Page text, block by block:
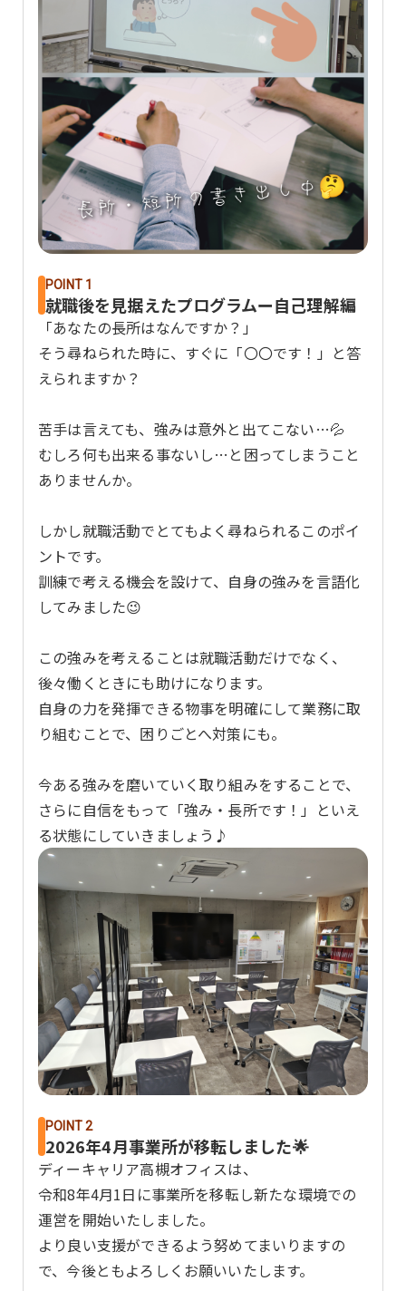
POINT 1
就職後を見据えたプログラムー自己理解編
「あなたの長所はなんですか？」
そう尋ねられた時に、すぐに「〇〇です！」と答
えられますか？
苦手は言えても、強みは意外と出てこない…💦
むしろ何も出来る事ないし…と困ってしまうこと
ありませんか。
しかし就職活動でとてもよく尋ねられるこのポイ
ントです。
訓練で考える機会を設けて、自身の強みを言語化
してみました😉
この強みを考えることは就職活動だけでなく、
後々働くときにも助けになります。
自身の力を発揮できる物事を明確にして業務に取
り組むことで、困りごとへ対策にも。
今ある強みを磨いていく取り組みをすることで、
さらに自信をもって「強み・長所です！」といえ
る状態にしていきましょう♪
POINT 2
2026年4月事業所が移転しました🌟
ディーキャリア高槻オフィスは、
令和8年4月1日に事業所を移転し新たな環境での
運営を開始いたしました。
より良い支援ができるよう努めてまいりますの
で、今後ともよろしくお願いいたします。